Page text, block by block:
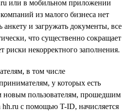
или в мобильном приложении
из малого бизнеса нет
анкету и загружать документы, все
что существенно сокращает
риски некорректного заполнения.
в том числе
у которых есть
новым пользователям, прошедшим
с помощью T-ID, начисляется